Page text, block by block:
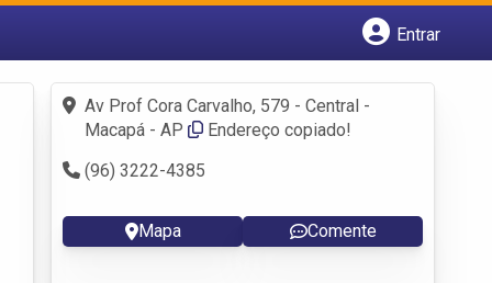
Entrar
Fazer login
Criar conta
Av Prof Cora Carvalho, 579 - Central -
Macapá - AP
Endereço copiado!
(96) 3222-4385
Mapa Comente